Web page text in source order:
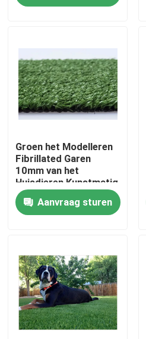
Videos
Over ons
Fabrieksrondleiding
Kwaliteitscontrole
Nieuws
Gevallen
Voetbal Kunstmatig Gras
Groen het Modelleren
Fibrillated Garen
10mm van het
Huisdieren Kunstmatig
Gras pp
Aanvraag sturen